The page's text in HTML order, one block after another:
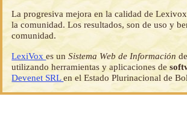
La progresiva mejora en la calidad de
la comunidad. Los resultados, son de uso y
comunidad.
LexiVoxes unSistema Web de Información
utilizando herramientas y aplicaciones de
Devenet SRLen el Estado Plurinacional de